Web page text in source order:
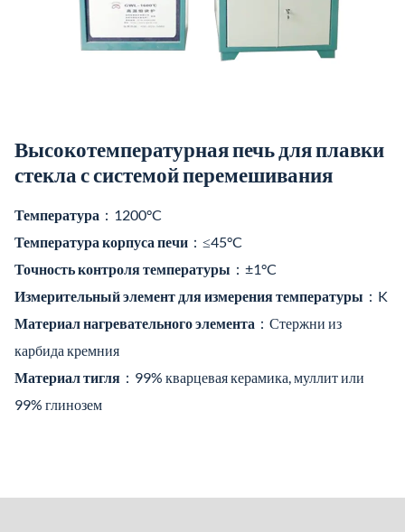
Высокотемпературная печь для плавки
стекла с системой перемешивания
Температура ：1200°C
Температура корпуса печи ：≤45°C
Точность контроля температуры ：±1°C
Измерительный элемент для измерения температуры ：K
Материал нагревательного элемента ：Стержни из
карбида кремния
Материал тигля ：99% кварцевая керамика, муллит или
99% глинозем